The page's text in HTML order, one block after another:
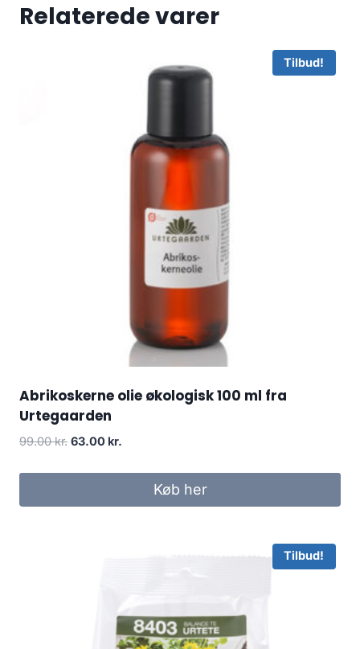
Relaterede varer
Tilbud!
Abrikoskerne olie økologisk 100 ml fra
Urtegaarden
99.00kr. Den
pris
63.00 kr.
pris
Køb her
Tilbud!